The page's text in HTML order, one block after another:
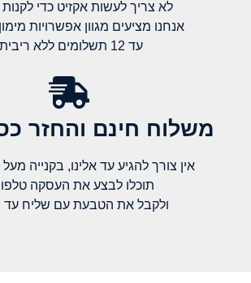
לא צריך לעשות אקזיט כדי לקנות
אנחנו מציעים מגוון אפשרויות
עד 12 תשלומים ללא ריבית.
משלוח חינם והחזר
אין צורך להגיע עד אלינו, בקנייה מעל 3000 ש"ח
תוכלו לבצע את העסקה
ולקבל את הטבעת עם שליח עד